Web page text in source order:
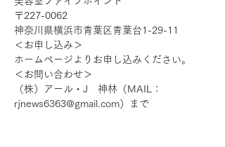
〒227-0062
神奈川県横浜市青葉区青葉台1-29-11
＜お申し込み＞
ホームページよりお申し込みください。
＜お問い合わせ＞
（株）アール・J　神林（MAIL：
rjnews6363@gmail.com）まで